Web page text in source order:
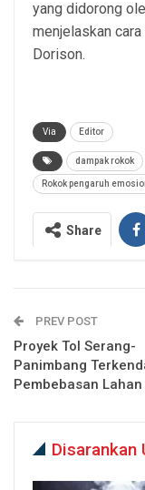
yang didorong
menjelaskan
Dorison.
Via Editor
dampak rokok
Rokok pengaruh
Share
PREV POST
Proyek Tol Serang-
Panimbang
Pembebasan Lahan
Disarankan